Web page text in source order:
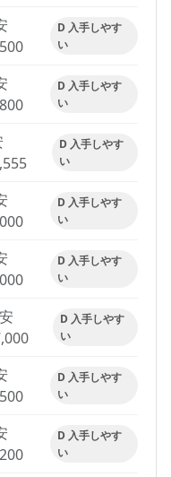
D 入手しやす
い
D 入手しやす
い
D 入手しやす
い
D 入手しやす
い
D 入手しやす
い
D 入手しやす
い
D 入手しやす
い
D 入手しやす
い